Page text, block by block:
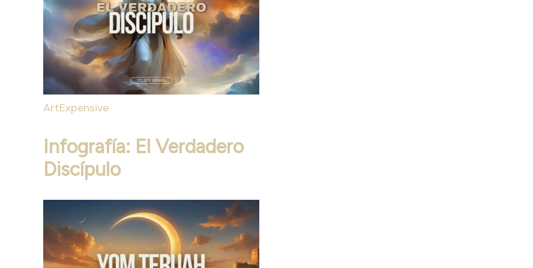
ArtExpensive
Infografía: El Verdadero
Discípulo